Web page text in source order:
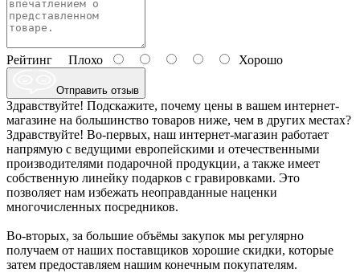
Рейтинг Плохо Хорошо
Отправить отзыв
Здравствуйте! Подскажите, почему цены в вашем интернет-
магазине на большинство товаров ниже, чем в других местах?
Здравствуйте! Во-первых, наш интернет-магазин работает
напрямую с ведущими европейскими и отечественными
производителями подарочной продукции, а также имеет
собственную линейку подарков с гравировками. Это
позволяет нам избежать неоправданные наценки
многочисленных посредников.
Во-вторых, за большие объёмы закупок мы регулярно
получаем от наших поставщиков хорошие скидки, которые
затем предоставляем нашим конечным покупателям.